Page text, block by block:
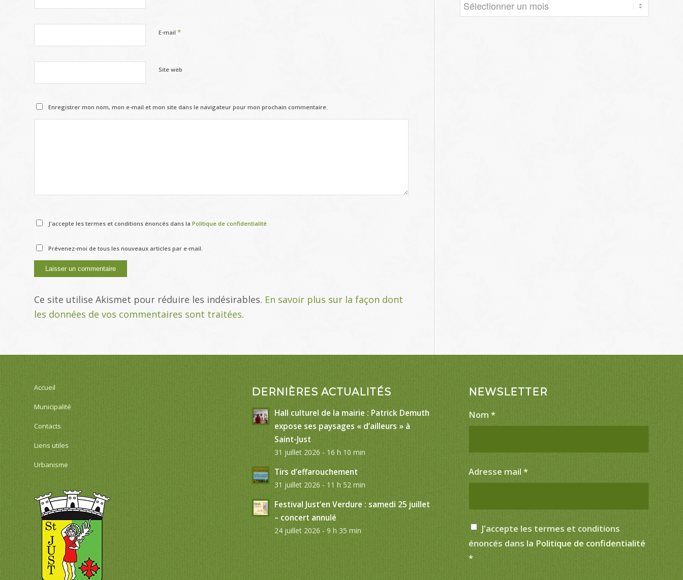
E-mail *
Site web
Enregistrer mon nom, mon e-mail et mon site dans le navigateur pour mon prochain commentaire.
J'accepte les termes et conditions énoncés dans la Politique de confidentialité
Prévenez-moi de tous les nouveaux articles par e-mail.
Ce site utilise Akismet pour réduire les indésirables. En savoir plus sur la façon dont
les données de vos commentaires sont traitées.
Accueil
Municipalité
Contacts
Liens utiles
Urbanisme
DERNIÈRES ACTUALITÉS
Hall culturel de la mairie : Patrick Demuth
expose ses paysages « d’ailleurs » à
Saint-Just
31 juillet 2026 - 16 h 10 min
Tirs d’effarouchement
31 juillet 2026 - 11 h 52 min
Festival Just’en Verdure : samedi 25 juillet
– concert annulé
24 juillet 2026 - 9 h 35 min
NEWSLETTER
Nom*
Adresse mail*
J'accepte les termes et conditions
énoncés dans la Politique de confidentialité
*